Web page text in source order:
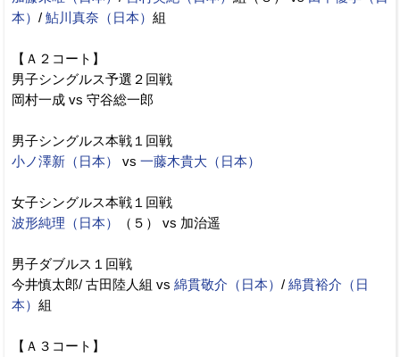
本） / 鮎川真奈（日本） 組
【Ａ２コート】
男子シングルス予選２回戦
岡村一成 vs 守谷総一郎
男子シングルス本戦１回戦
小ノ澤新（日本）
vs 一藤木貴大（日本）
女子シングルス本戦１回戦
波形純理（日本）
（５） vs 加治遥
男子ダブルス１回戦
今井慎太郎/ 古田陸人組 vs 綿貫敬介（日本） / 綿貫裕介（日
本） 組
【Ａ３コート】